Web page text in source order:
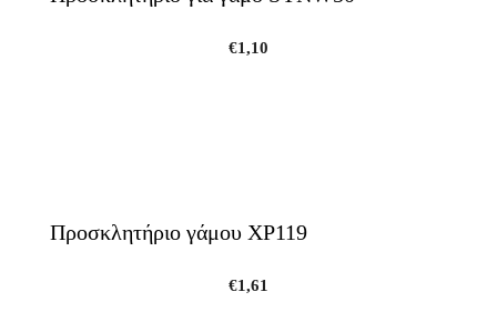
€1,10
Προσκλητήριο γάμου ΧΡ119
€1,61